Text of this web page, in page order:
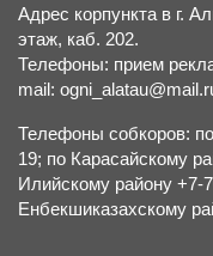
Адрес корпункта в г.
этаж, каб. 202.
Телефоны: прием
mail:
Телефоны собкоров:
19; по Карасайскому
Илийскому району +7-
Енбекшиказахскому